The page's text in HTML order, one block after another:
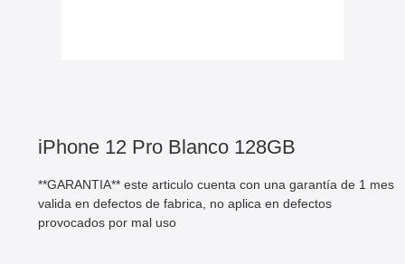
iPhone 12 Pro Blanco 128GB
**GARANTIA** este articulo cuenta con una garantía de 1 mes
valida en defectos de fabrica, no aplica en defectos
provocados por mal uso